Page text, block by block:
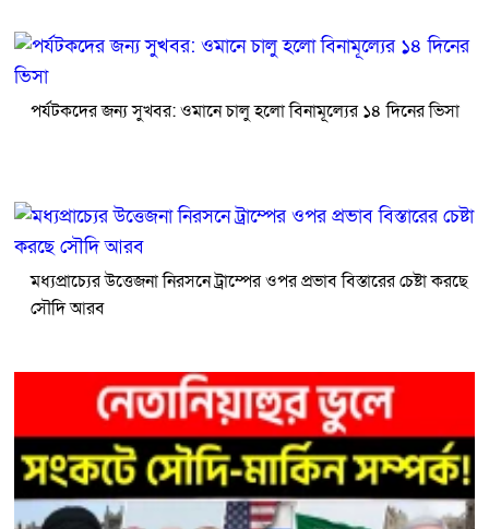
পর্যটকদের জন্য সুখবর: ওমানে চালু হলো বিনামূল্যের ১৪ দিনের ভিসা
মধ্যপ্রাচ্যের উত্তেজনা নিরসনে ট্রাম্পের ওপর প্রভাব বিস্তারের চেষ্টা করছে
সৌদি আরব